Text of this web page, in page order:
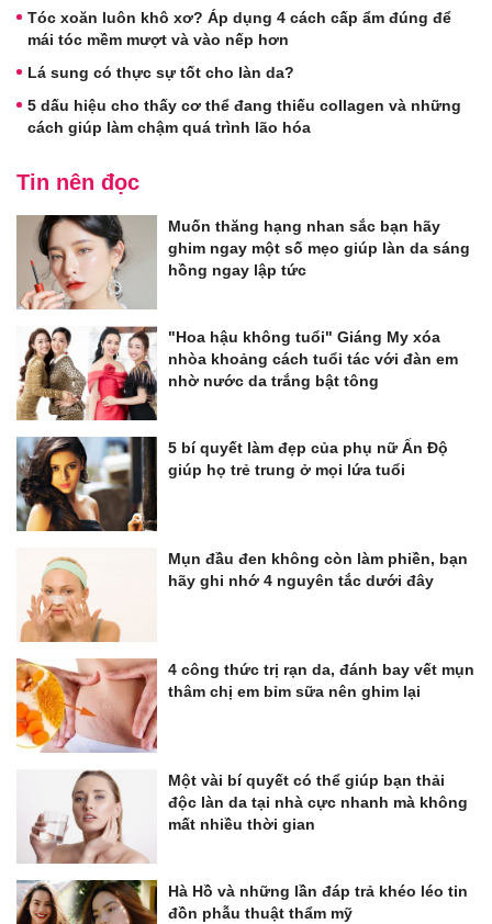
Tóc xoăn luôn khô xơ? Áp dụng 4 cách cấp ẩm đúng để
mái tóc mềm mượt và vào nếp hơn
Lá sung có thực sự tốt cho làn da?
5 dấu hiệu cho thấy cơ thể đang thiếu collagen và những
cách giúp làm chậm quá trình lão hóa
Tin nên đọc
Muốn thăng hạng nhan sắc bạn hãy
ghim ngay một số mẹo giúp làn da sáng
hồng ngay lập tức
"Hoa hậu không tuổi" Giáng My xóa
nhòa khoảng cách tuổi tác với đàn em
nhờ nước da trắng bật tông
5 bí quyết làm đẹp của phụ nữ Ấn Độ
giúp họ trẻ trung ở mọi lứa tuổi
Mụn đầu đen không còn làm phiền, bạn
hãy ghi nhớ 4 nguyên tắc dưới đây
4 công thức trị rạn da, đánh bay vết mụn
thâm chị em bỉm sữa nên ghim lại
Một vài bí quyết có thể giúp bạn thải
độc làn da tại nhà cực nhanh mà không
mất nhiều thời gian
Hà Hồ và những lần đáp trả khéo léo tin
đồn phẫu thuật thẩm mỹ